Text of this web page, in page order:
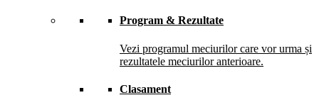
Program & Rezultate
Vezi programul meciurilor care vor urma și
rezultatele meciurilor anterioare.
Clasament